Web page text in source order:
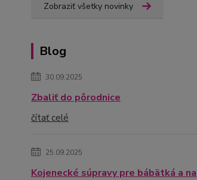
Zobraziť všetky novinky
Blog
30.09.2025
Zbaliť do pôrodnice
čítať celé
25.09.2025
Kojenecké súpravy pre bábätká a na